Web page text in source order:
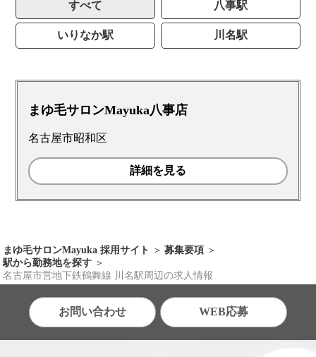
すべて 八事駅
いりなか駅 川名駅
まゆ毛サロンMayuka八事店
名古屋市昭和区
詳細を見る
まゆ毛サロンMayuka 採用サイト
募集要項
駅から勤務地を探す
名古屋市営地下鉄鶴舞線 川名駅周辺の求人情報
お問い合わせ WEB応募